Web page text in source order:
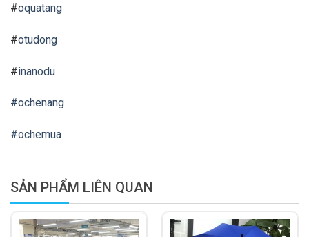
#oquatang
#otudong
#inanodu
#ochenang
#ochemua
SẢN PHẨM LIÊN QUAN